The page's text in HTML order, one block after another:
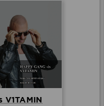
V1TAMIN